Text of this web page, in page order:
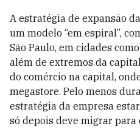
A estratégia de expansão
um modelo “em espiral”,
São Paulo, em cidades
além de extremos da
do comércio na capital,
megastore. Pelo menos
estratégia da empresa
só depois deve migrar para